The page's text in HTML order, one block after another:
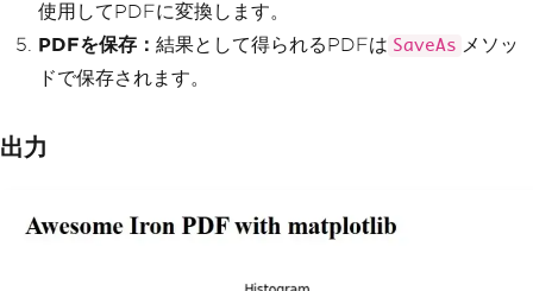
使用してPDFに変換します。
PDFを保存： 結果として得られるPDFは SaveAs メソッ
ドで保存されます。
出力